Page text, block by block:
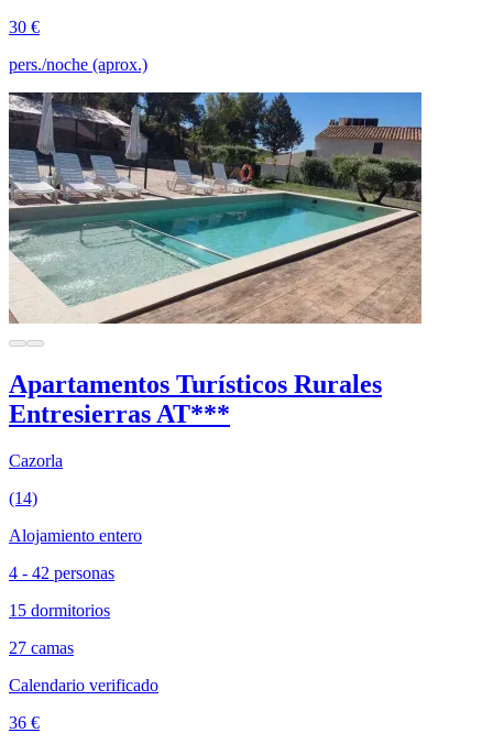
30 €
pers./noche (aprox.)
Apartamentos Turísticos Rurales
Entresierras AT***
Cazorla
(14)
Alojamiento entero
4 - 42 personas
15 dormitorios
27 camas
Calendario verificado
36 €